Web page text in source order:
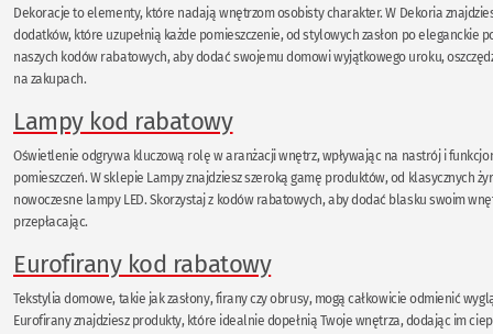
Dekoracje to elementy, które nadają wnętrzom osobisty charakter. W Dekoria
dodatków, które uzupełnią każde pomieszczenie, od stylowych zasłon po eleganckie
naszych kodów rabatowych, aby dodać swojemu domowi wyjątkowego uroku,
na zakupach.
Lampy kod rabatowy
Oświetlenie odgrywa kluczową rolę w aranżacji wnętrz, wpływając na nastrój i
pomieszczeń. W sklepie Lampy znajdziesz szeroką gamę produktów, od klasycznych
nowoczesne lampy LED. Skorzystaj z kodów rabatowych, aby dodać blasku swoim
przepłacając.
Eurofirany kod rabatowy
Tekstylia domowe, takie jak zasłony, firany czy obrusy, mogą całkowicie odmienić
Eurofirany znajdziesz produkty, które idealnie dopełnią Twoje wnętrza, dodając im